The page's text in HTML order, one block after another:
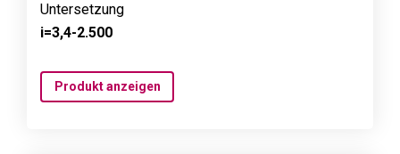
Untersetzung
i=3,4-2.500
Produkt anzeigen